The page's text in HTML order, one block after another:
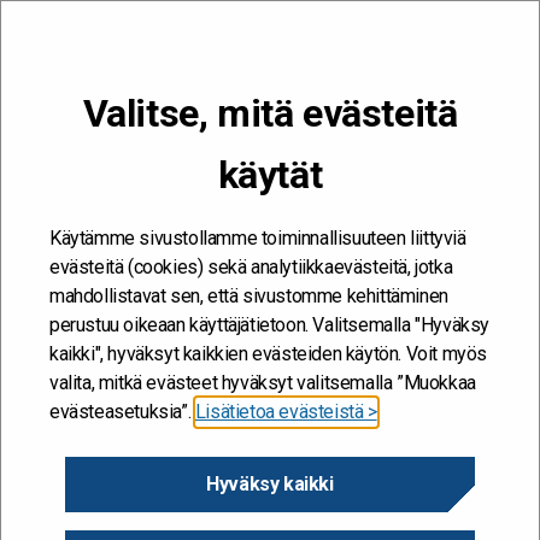
Valitse, mitä evästeitä
käytät
Käytämme sivustollamme toiminnallisuuteen liittyviä
evästeitä (cookies) sekä analytiikkaevästeitä, jotka
mahdollistavat sen, että sivustomme kehittäminen
perustuu oikeaan käyttäjätietoon. Valitsemalla "Hyväksy
kaikki", hyväksyt kaikkien evästeiden käytön. Voit myös
valita, mitkä evästeet hyväksyt valitsemalla ”Muokkaa
evästeasetuksia”. Lisätietoa evästeistä >
Hyväksy kaikki
Kehitän ja kehityn #töissäSuomelle
Näkökulman vaihtamisen taito
Näkökulman vaihtamisen
taito
”Eivät asiat sinänsä vaivaa meitä vaan käsitykset,
jotka meillä on näistä asioista.” (Epiktetos, n. 55-135
Yksi stoalaisten filosofien kehittämistä hyvän elämän
taidoista on ”taikasauva” eli näkökulman vaihtamisen taito.